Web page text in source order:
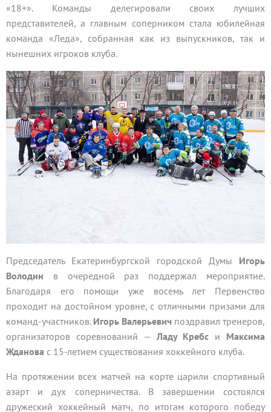
«18+». Команды делегировали своих лучших
представителей, а главным соперником стала юбилейная
команда «Леда», собранная как из выпускников, так и
нынешних игроков клуба.
Председатель Екатеринбургской городской Думы Игорь
Володин в очередной раз поддержал мероприятие.
Благодаря его помощи уже восемь лет Первенство
проходит на достойном уровне, с отличными призами для
команд-участников. Игорь Валерьевич поздравил тренеров,
организаторов соревнований — Ладу Кребс и Максима
Жданова с 15-летием существования хоккейного клуба.
На протяжении всех матчей на корте царили спортивный
азарт и дух соперничества. В завершении состоялся
дружеский хоккейный матч, по итогам которого победу